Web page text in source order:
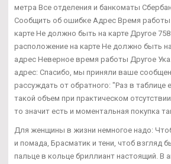
метра Все отделения и банкоматы
Сообщить об ошибке Адрес Время
карте Не должно быть на карте Другое
расположение на карте Не должно быть
адрес Неверное время работы Другое
адрес: Спасибо, мы приняли ваше
рассуждать от обратного: "Раз в таблице
такой объем при практическом
то значит есть и моментальная покупка
Для женщины в жизни немногое надо:
и помада, Брасматик и тени, чтоб взгляд
пальце в кольце бриллиант настоящий. В